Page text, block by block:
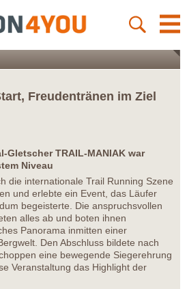
Freudentränen im Ziel
Gletscher TRAIL-MANIAK war
Niveau
die internationale Trail Running Szene
und erlebte ein Event, das Läufer
begeisterte. Die anspruchsvollen
alles ab und boten ihnen
Panorama inmitten einer
Den Abschluss bildete nach
eine bewegende Siegerehrung
Veranstaltung das Highlight der